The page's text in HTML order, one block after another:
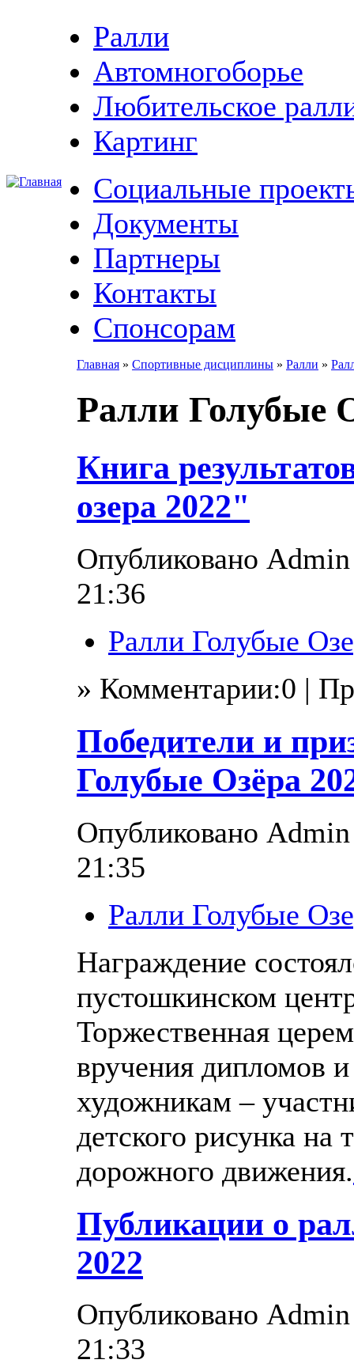
Ралли
Автомногоборье
Любительское
Картинг
Социальные
Документы
Партнеры
Контакты
Спонсорам
Главная » Спортивные дисциплины » Ралли »
Ралли Голубые
Книга
озера 2022"
Опубликовано
21:36
Ралли Голубые
» Комментарии:0 |
Победители и
Голубые Озёра
Опубликовано
21:35
Ралли Голубые
Награждение
пустошкинском
Торжественная
вручения дипломов
художникам –
детского рисунка на
дорожного движения.
Публикации о
2022
Опубликовано
21:33